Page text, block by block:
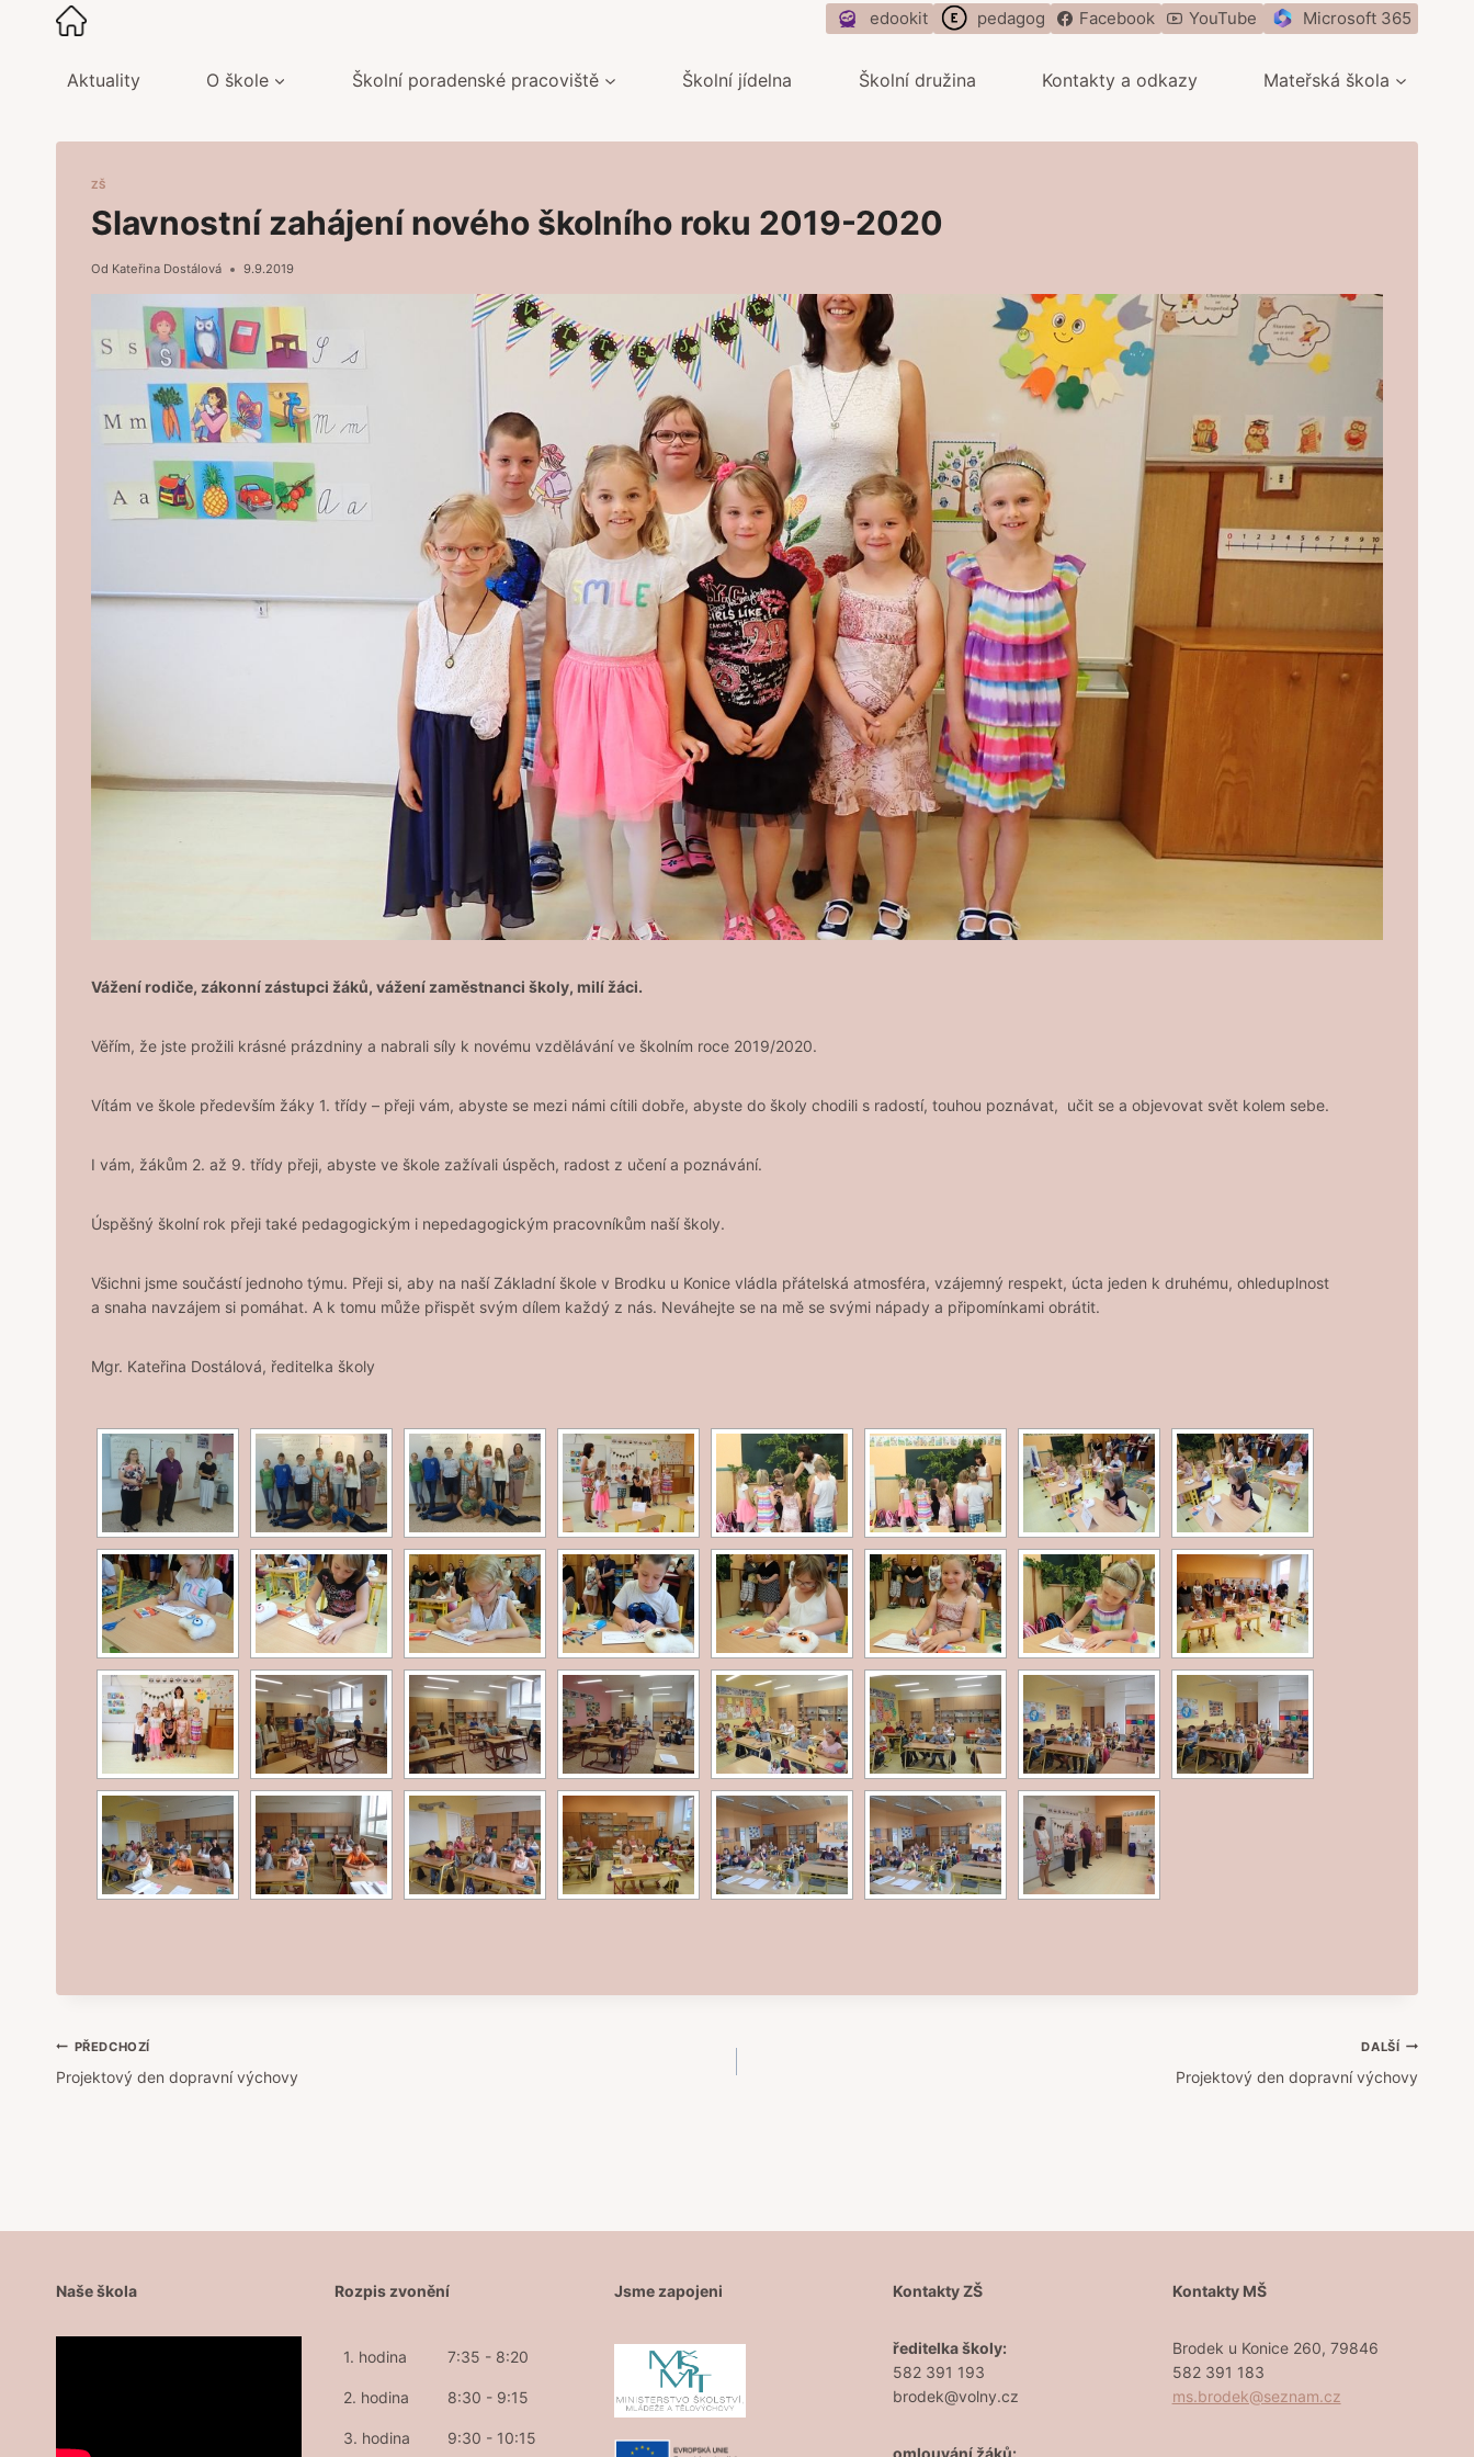
Přeskočit
edookit pedagog Facebook YouTube Microsoft 365
Aktuality O škole Školní poradenské pracoviště Školní jídelna Školní družina Kontakty a odkazy Mateřská škola
ZŠ
Slavnostní zahájení nového školního roku 2019-2020
Od Kateřina Dostálová 9.9.2019
Vážení rodiče, zákonní zástupci žáků, vážení zaměstnanci školy, milí žáci.
Věřím, že jste prožili krásné prázdniny a nabrali síly k novému vzdělávání ve školním roce 2019/2020.
Vítám ve škole především žáky 1. třídy – přeji vám, abyste se mezi námi cítili dobře, abyste do školy chodili s radostí, touhou poznávat, učit se a objevovat svět kolem sebe.
I vám, žákům 2. až 9. třídy přeji, abyste ve škole zažívali úspěch, radost z učení a poznávání.
Úspěšný školní rok přeji také pedagogickým i nepedagogickým pracovníkům naší školy.
Všichni jsme součástí jednoho týmu. Přeji si, aby na naší Základní škole v Brodku u Konice vládla přátelská atmosféra, vzájemný respekt, úcta jeden k druhému, ohleduplnost
a snaha navzájem si pomáhat. A k tomu může přispět svým dílem každý z nás. Neváhejte se na mě se svými nápady a připomínkami obrátit.
Mgr. Kateřina Dostálová, ředitelka školy
Navigace
pro
PŘEDCHOZÍ
Projektový den dopravní výchovy
DALŠÍ
Projektový den dopravní výchovy
Naše škola Rozpis zvonění
1. hodina 7:35 - 8:20
2. hodina 8:30 - 9:15
3. hodina 9:30 - 10:15
Jsme zapojeni Kontakty ZŠ
ředitelka školy:
582 391 193
brodek@volny.cz
omlouvání žáků:
Kontakty MŠ
Brodek u Konice 260, 79846
582 391 183
ms.brodek@seznam.cz